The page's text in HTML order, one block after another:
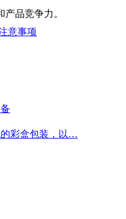
品竞争力。
意事项
彩盒包装，以…